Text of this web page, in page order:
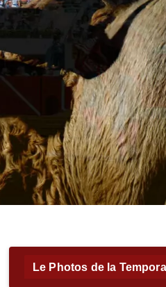
Le Photos de la